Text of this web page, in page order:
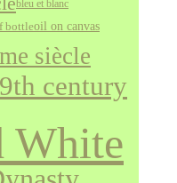
bleu et blanc
bottleoil on canvas
siècle
century
White